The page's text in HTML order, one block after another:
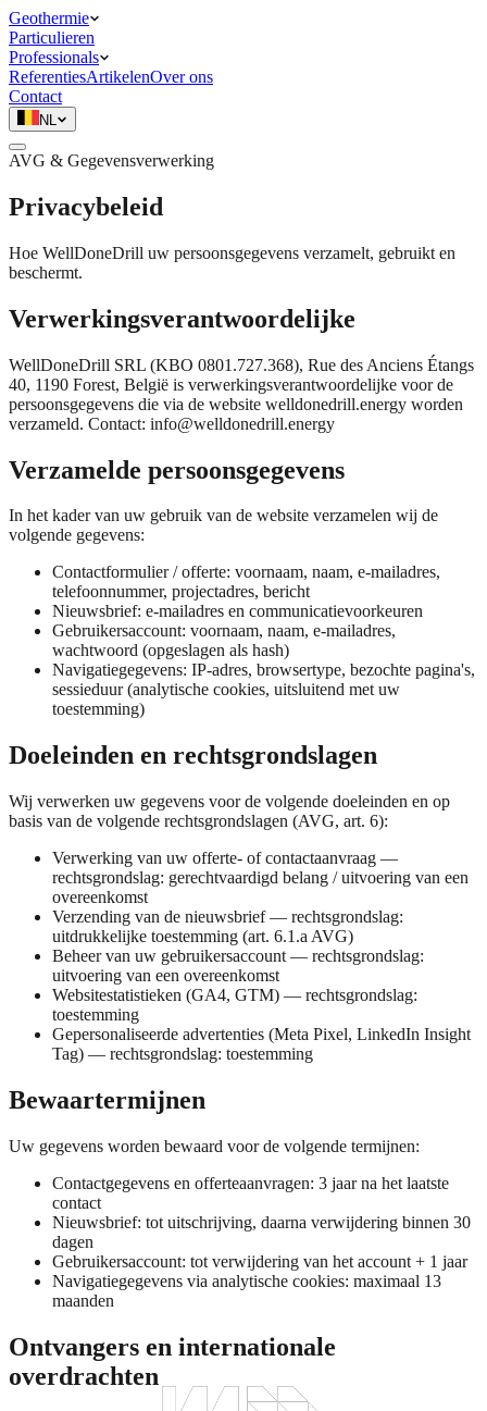
Geothermie
Particulieren
Professionals
ReferentiesArtikelenOver ons
Contact
NL
AVG & Gegevensverwerking
Privacybeleid
Hoe WellDoneDrill uw persoonsgegevens verzamelt, gebruikt en
beschermt.
Verwerkingsverantwoordelijke
WellDoneDrill SRL (KBO 0801.727.368), Rue des Anciens Étangs
40, 1190 Forest, België is verwerkingsverantwoordelijke voor de
persoonsgegevens die via de website welldonedrill.energy worden
verzameld. Contact: info@welldonedrill.energy
Verzamelde persoonsgegevens
In het kader van uw gebruik van de website verzamelen wij de
volgende gegevens:
Contactformulier / offerte: voornaam, naam, e-mailadres,
telefoonnummer, projectadres, bericht
Nieuwsbrief: e-mailadres en communicatievoorkeuren
Gebruikersaccount: voornaam, naam, e-mailadres,
wachtwoord (opgeslagen als hash)
Navigatiegegevens: IP-adres, browsertype, bezochte pagina's,
sessieduur (analytische cookies, uitsluitend met uw
toestemming)
Doeleinden en rechtsgrondslagen
Wij verwerken uw gegevens voor de volgende doeleinden en op
basis van de volgende rechtsgrondslagen (AVG, art. 6):
Verwerking van uw offerte- of contactaanvraag —
rechtsgrondslag: gerechtvaardigd belang / uitvoering van een
overeenkomst
Verzending van de nieuwsbrief — rechtsgrondslag:
uitdrukkelijke toestemming (art. 6.1.a AVG)
Beheer van uw gebruikersaccount — rechtsgrondslag:
uitvoering van een overeenkomst
Websitestatistieken (GA4, GTM) — rechtsgrondslag:
toestemming
Gepersonaliseerde advertenties (Meta Pixel, LinkedIn Insight
Tag) — rechtsgrondslag: toestemming
Bewaartermijnen
Uw gegevens worden bewaard voor de volgende termijnen:
Contactgegevens en offerteaanvragen: 3 jaar na het laatste
contact
Nieuwsbrief: tot uitschrijving, daarna verwijdering binnen 30
dagen
Gebruikersaccount: tot verwijdering van het account + 1 jaar
Navigatiegegevens via analytische cookies: maximaal 13
maanden
Ontvangers en internationale
overdrachten